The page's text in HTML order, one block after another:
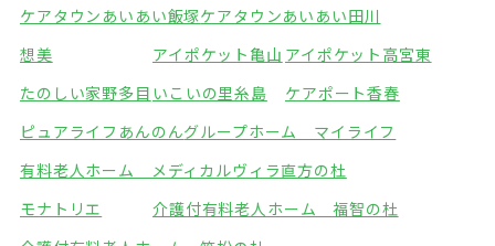
ケアタウンあいあい飯塚ケアタウンあいあい田川
想美
アイポケット亀山 アイポケット高宮東
たのしい家野多目 いこいの里糸島
ケアポート香春
ピュアライフあんのんグループホーム マイライフ
有料老人ホーム メディカルヴィラ直方の杜
モナトリエ
介護付有料老人ホーム 福智の杜